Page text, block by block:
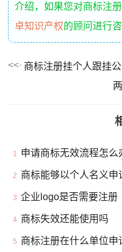
介绍，如果您对商标注
卓知识产权的顾问进行
商标注册挂个人跟挂
1 申请商标无效流程怎么
2 商标能够以个人名义申
3 企业logo是否需要注册
4 商标失效还能使用吗
5 商标注册在什么单位申